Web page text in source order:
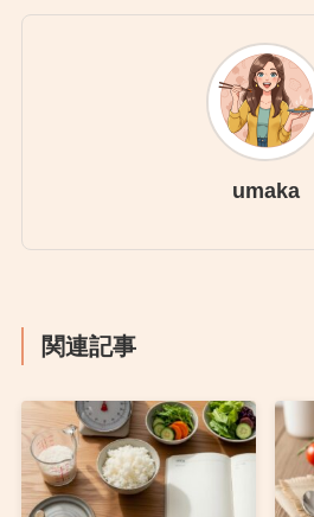
umaka
関連記事